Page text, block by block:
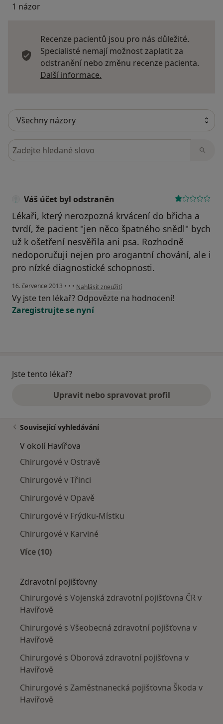
1 názor
Recenze pacientů jsou pro nás důležité.
Specialisté nemají možnost zaplatit za
odstranění nebo změnu recenze pacienta.
Další informace.
Hledejte v názorech
Váš účet byl odstraněn
Lékaři, který nerozpozná krvácení do břicha a
tvrdí, že pacient "jen něco špatného snědl" bych
už k ošetření nesvěřila ani psa. Rozhodně
nedoporučuji nejen pro arogantní chování, ale i
pro nízké diagnostické schopnosti.
16. července 2013 • • • podle názoru uživatele Váš účet byl odstraněn
Nahlásit zneužití
Vy jste ten lékař? Odpovězte na hodnocení!
Zaregistrujte se nyní
Jste tento lékař?
Upravit nebo spravovat profil
Související vyhledávání
V okolí Havířova
Chirurgové v Ostravě
Chirurgové v Třinci
Chirurgové v Opavě
Chirurgové v Frýdku-Místku
Chirurgové v Karviné
Více (10)
Zdravotní pojišťovny
Chirurgové s Vojenská zdravotní pojišťovna ČR v
Havířově
Chirurgové s Všeobecná zdravotní pojišťovna v
Havířově
Chirurgové s Oborová zdravotní pojišťovna v
Havířově
Chirurgové s Zaměstnanecká pojišťovna Škoda v
Havířově